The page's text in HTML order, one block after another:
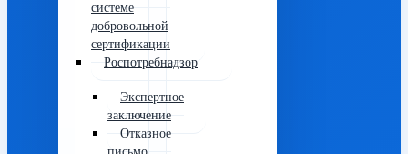
системе
добровольной
сертификации
Роспотребнадзор
Экспертное
заключение
Отказное